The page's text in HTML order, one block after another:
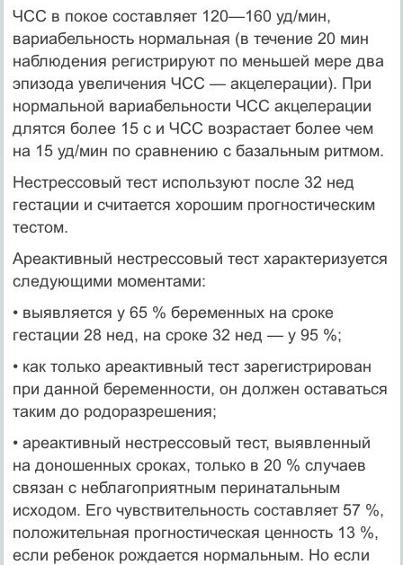
ЧСС в покое составляет 120—160 уд/мин,
вариабельность нормальная (в течение 20 мин
наблюдения регистрируют по меньшей мере два
эпизода увеличения ЧСС — акцелерации). При
нормальной вариабельности ЧСС акцелерации
длятся более 15 с и ЧСС возрастает более чем
на 15 уд/мин по сравнению с базальным ритмом.
Нестрессовый тест используют после 32 нед
гестации и считается хорошим прогностическим
тестом.
Ареактивный нестрессовый тест характеризуется
следующими моментами:
• выявляется у 65 % беременных на сроке
гестации 28 нед, на сроке 32 нед — у 95 %;
• как только ареактивный тест зарегистрирован
при данной беременности, он должен оставаться
таким до родоразрешения;
• ареактивный нестрессовый тест, выявленный
на доношенных сроках, только в 20 % случаев
связан с неблагоприятным перинатальным
исходом. Его чувствительность составляет 57 %,
положительная прогностическая ценность 13 %,
если ребенок рождается нормальным. Но если